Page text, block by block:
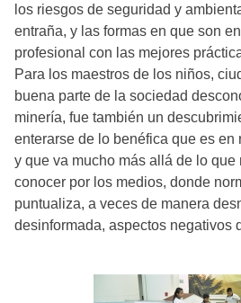
los riesgos de seguridad y
entraña, y las formas en que son
profesional con las mejores
Para los maestros de los niños,
buena parte de la sociedad
minería, fue también un
enterarse de lo benéfica que es en
y que va mucho más allá de lo
conocer por los medios, donde
puntualiza, a veces de manera
desinformada, aspectos negativos